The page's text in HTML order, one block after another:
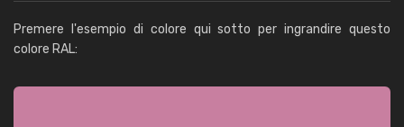
Premere l'esempio di colore qui sotto per ingrandire questo
colore RAL: